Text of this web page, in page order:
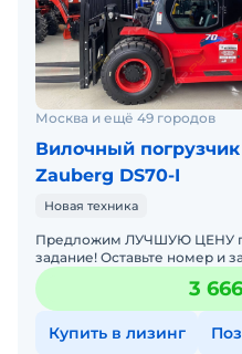
Москва и ещё 49 городов
Вилочный погрузчик
Zauberg DS70-I
Новая техника
Предложим ЛУЧШУЮ ЦЕНУ
задание! Оставьте номер и запрос - мы подберем модель
со СКИДКОЙ. В наличии на складах новые вилочные
погрузчики
3
Купить в лизинг